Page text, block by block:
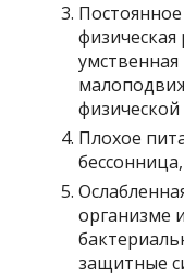
Плохое
организме
защитные